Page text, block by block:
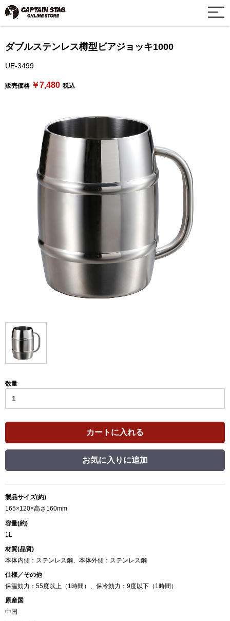
ダブルステンレス樽型ビアジョッキ1000
UE-3499
販売価格 ￥7,480 税込
数量
カートに入れる
お気に入りに追加
製品サイズ(約)
165×120×高さ160mm
容量(約)
1L
材質(品質)
本体内側：ステンレス鋼、本体外側：ステンレス鋼
仕様／その他
保温効力：55度以上（1時間）、保冷効力：9度以下（1時間）
原産国
中国